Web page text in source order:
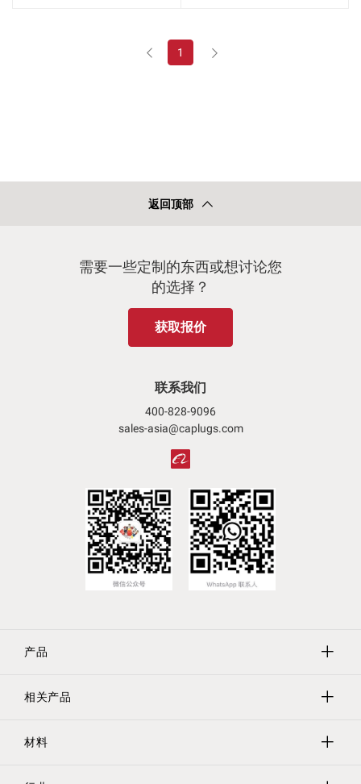
1
返回顶部
需要一些定制的东西或想讨论您
的选择？
获取报价
联系我们
400-828-9096
sales-asia@caplugs.com
产品
保护帽
保护塞
相关产品
Evergreen实验室器具
Tri-Star螺纹保护器
材料